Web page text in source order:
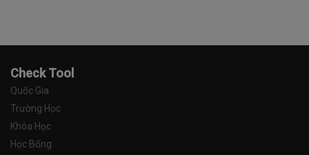
Check Tool
Quốc Gia
Trường Học
Khóa Học
Học Bổng